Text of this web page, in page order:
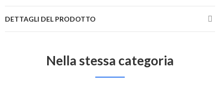
DETTAGLI DEL PRODOTTO
Nella stessa categoria